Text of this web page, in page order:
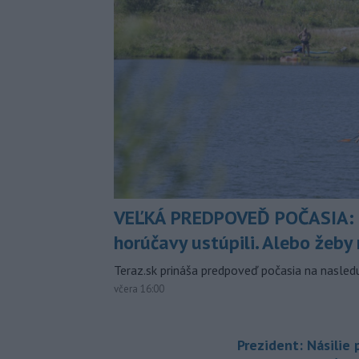
VEĽKÁ PREDPOVEĎ
horúčavy ustúpili. Alebo žeby
Teraz.sk prináša predpoveď počasia na
včera 16:00
Prezident: Násilie